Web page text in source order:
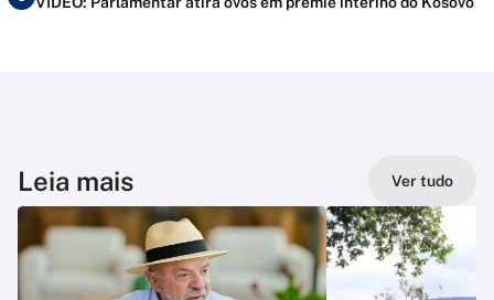
Leia mais Ver tudo